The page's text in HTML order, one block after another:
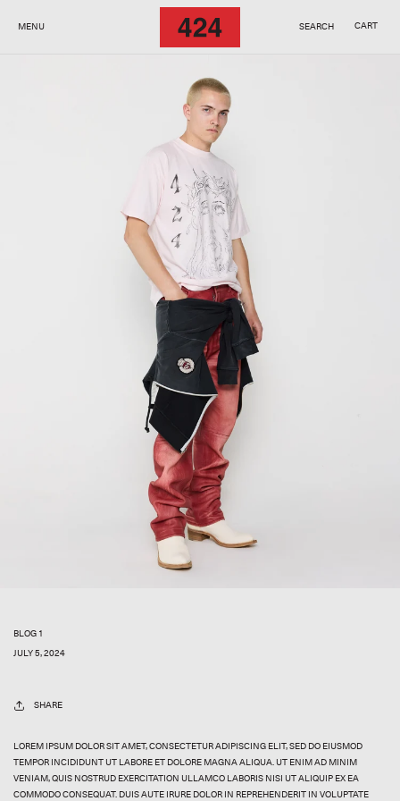
CONTENT
MENU SEARCH CART
BLOG 1
JULY 5, 2024
SHARE
LOREM IPSUM DOLOR SIT AMET, CONSECTETUR ADIPISCING ELIT, SED DO EIUSMOD
TEMPOR INCIDIDUNT UT LABORE ET DOLORE MAGNA ALIQUA. UT ENIM AD MINIM
VENIAM, QUIS NOSTRUD EXERCITATION ULLAMCO LABORIS NISI UT ALIQUIP EX EA
COMMODO CONSEQUAT. DUIS AUTE IRURE DOLOR IN REPREHENDERIT IN VOLUPTATE